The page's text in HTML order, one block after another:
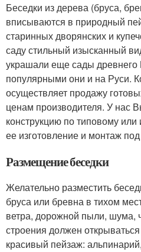
Беседки из дерева (бруса,
вписываются в природный
старинных дворянских и
саду стильный изысканный
украшали еще сады древнего
популярными они и на
осуществляет продажу
ценам производителя. У нас
конструкцию по типовому
ее изготовление и монтаж
Размещение беседки
Желательно разместить
бруса или бревна в тихом
ветра, дорожной пыли, шума,
строения должен
красивый пейзаж: